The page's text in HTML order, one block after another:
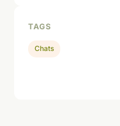
TAGS
Chats